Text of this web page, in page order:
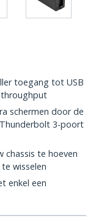
toegang tot USB
schermen door de
3-poort
chassis te hoeven
wisselen
enkel een